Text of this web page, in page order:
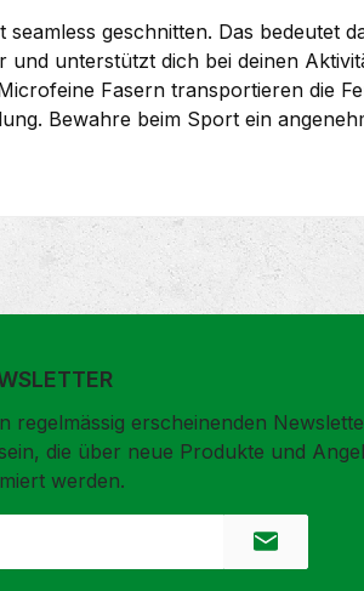
geschnitten. Das bedeutet
unterstützt dich bei deinen
Fasern transportieren die
Bewahre beim Sport ein
regelmässig erscheinenden
die über neue Produkte und
werden.